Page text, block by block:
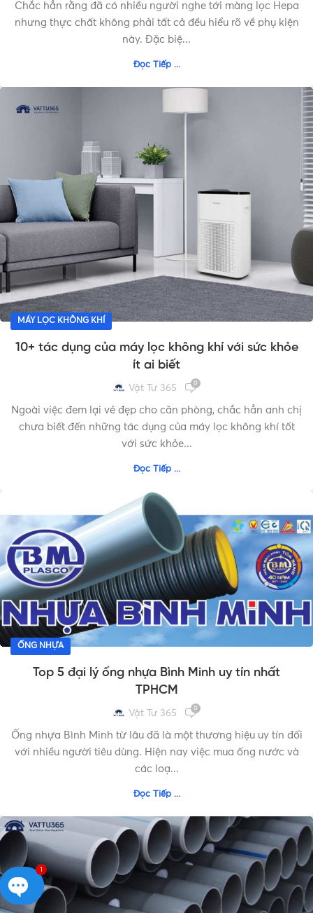
Chắc hẳn rằng đã có nhiều người nghe tới màng lọc Hepa
nhưng thực chất không phải tất cả đều hiểu rõ về phụ kiện
này. Đặc biệ...
Đọc Tiếp ...
MÁY LỌC KHÔNG KHÍ
10+ tác dụng của máy lọc không khí với sức khỏe
ít ai biết
Vật Tư 365 0
Ngoài việc đem lại vẻ đẹp cho căn phòng, chắc hẳn anh chị
chưa biết đến những tác dụng của máy lọc không khí tốt
với sức khỏe...
Đọc Tiếp ...
ỐNG NHỰA
Top 5 đại lý ống nhựa Bình Minh uy tín nhất
TPHCM
Vật Tư 365 0
Ống nhựa Bình Minh từ lâu đã là một thương hiệu uy tín đối
với nhiều người tiêu dùng. Hiện nay việc mua ống nước và
các loạ...
Đọc Tiếp ...
1